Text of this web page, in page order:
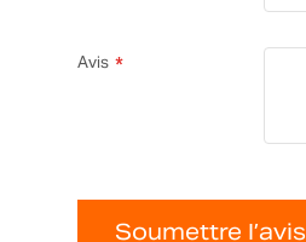
Avis
Soumettre l’avis